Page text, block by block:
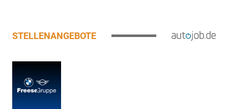
STELLENANGEBOTE